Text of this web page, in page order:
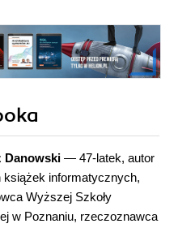
Danowski — 47-latek, autor
książek informatycznych,
Wyższej Szkoły
w Poznaniu, rzeczoznawca